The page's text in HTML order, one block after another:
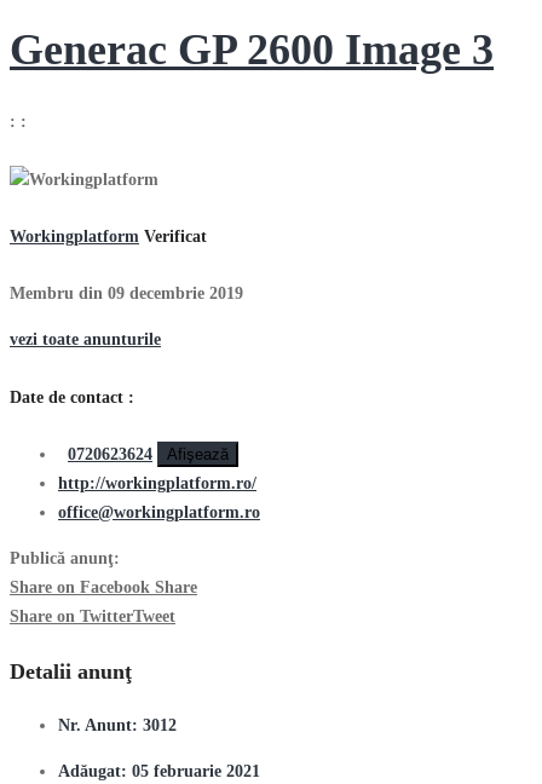
Generac GP 2600 Image 3
: :
Workingplatform Verificat
Membru din 09 decembrie 2019
vezi toate anunturile
Date de contact :
0720623624
Afişează
http://workingplatform.ro/
office@workingplatform.ro
Publică anunţ:
Share on Facebook Share
Share on TwitterTweet
Detalii anunţ
Nr. Anunt: 3012
Adăugat: 05 februarie 2021